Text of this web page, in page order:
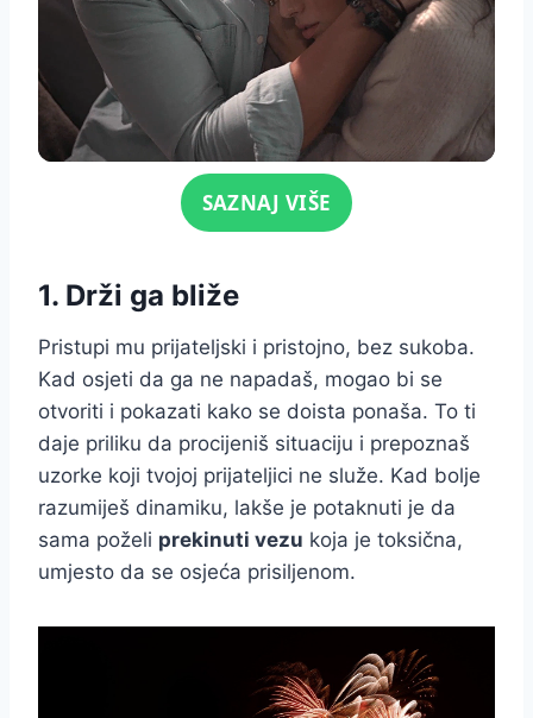
Click for soundSAZNAJ VIŠE
1. Drži ga bliže
Pristupi mu prijateljski i pristojno, bez sukoba.
Kad osjeti da ga ne napadaš, mogao bi se
otvoriti i pokazati kako se doista ponaša. To ti
daje priliku da procijeniš situaciju i prepoznaš
uzorke koji tvojoj prijateljici ne služe. Kad bolje
razumiješ dinamiku, lakše je potaknuti je da
sama poželi prekinuti vezu koja je toksična,
umjesto da se osjeća prisiljenom.